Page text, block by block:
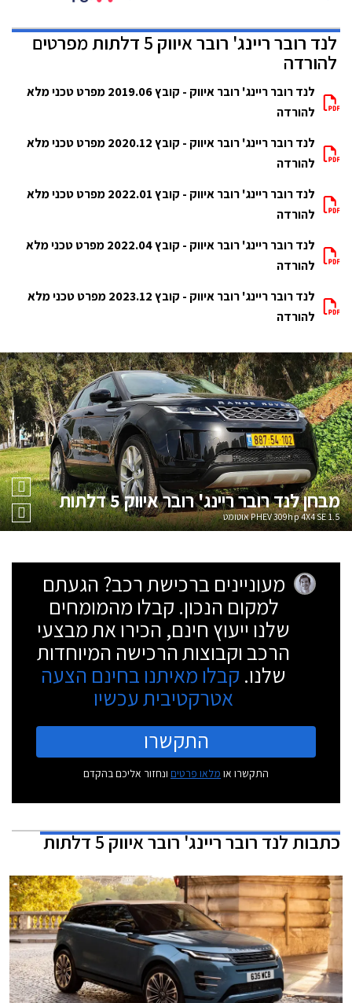
לנד רובר ריינג' רובר איווק 5 דלתות מפרטים
להורדה
לנד רובר ריינג' רובר איווק - קובץ 2019.06 מפרט טכני מלא
להורדה
לנד רובר ריינג' רובר איווק - קובץ 2020.12 מפרט טכני מלא
להורדה
לנד רובר ריינג' רובר איווק - קובץ 2022.01 מפרט טכני מלא
להורדה
לנד רובר ריינג' רובר איווק - קובץ 2022.04 מפרט טכני מלא
להורדה
לנד רובר ריינג' רובר איווק - קובץ 2023.12 מפרט טכני מלא
להורדה
מבחןלנד רובר ריינג' רובר איווק 5 דלתות
1.5 PHEV 309hp 4X4 SE אוטומט
מעוניינים ברכישת רכב? הגעתם
למקום הנכון. קבלו מהמומחים
שלנו ייעוץ חינם, הכירו את מבצעי
הרכב וקבוצות הרכישה המיוחדות
שלנו. קבלו מאיתנו בחינם הצעה
אטרקטיבית עכשיו
התקשרו
התקשרו או מלאו פרטים ונחזור אליכם בהקדם
כתבותלנד רובר ריינג' רובר איווק 5 דלתות